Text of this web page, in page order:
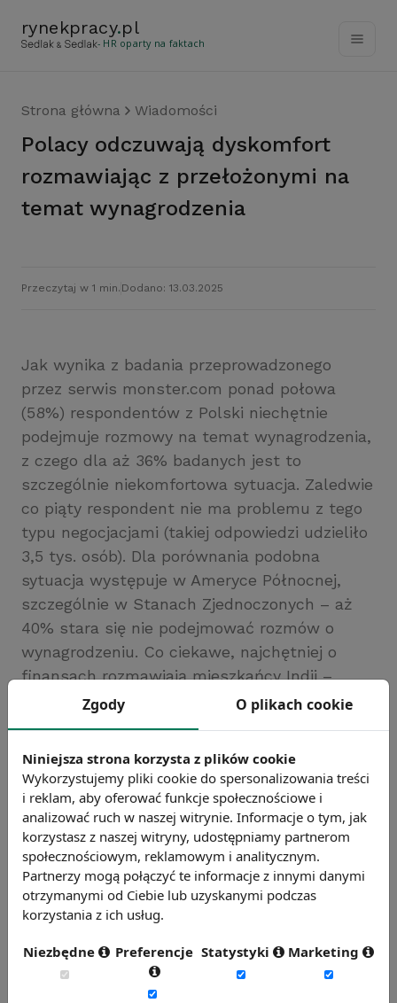
rynekpracy.pl
- HR oparty na faktach
Strona główna Wiadomości
Polacy odczuwają dyskomfort
rozmawiając z przełożonymi na
temat wynagrodzenia
Przeczytaj w 1 min. Dodano: 13.03.2025
Jak wynika z badania przeprowadzonego
przez serwis monster.com ponad połowa
(58%) respondentów z Polski niechętnie
podejmuje rozmowy na temat wynagrodzenia,
z czego dla aż 36% badanych jest to
szczególnie niekomfortowa sytuacja. Zaledwie
co piąty respondent nie ma problemu z tego
typu negocjacjami (takiej odpowiedzi udzieliło
3,5 tys. osób). Dla porównania podobna
sytuacja występuje w Ameryce Północnej,
szczególnie w Stanach Zjednoczonych – aż
40% stara się nie podejmować rozmów o
wynagrodzeniu. Co ciekawe, najchętniej o
finansach rozmawiają mieszkańcy Indii –
jedynie 24% badanych odczuwa dyskomfort w
Chcesz wiedzieć więcej?
Zobacz więcej wiadomości
Zgody O plikach cookie
Niniejsza strona korzysta z plików cookie
Wykorzystujemy pliki cookie do spersonalizowania treści
i reklam, aby oferować funkcje społecznościowe i
analizować ruch w naszej witrynie. Informacje o tym, jak
korzystasz z naszej witryny, udostępniamy partnerom
społecznościowym, reklamowym i analitycznym.
Partnerzy mogą połączyć te informacje z innymi danymi
otrzymanymi od Ciebie lub uzyskanymi podczas
korzystania z ich usług.
Niezbędne Preferencje Statystyki Marketing